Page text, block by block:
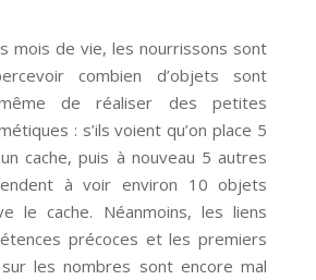
mois de vie, les nourrissons sont
combien d’objets sont
de réaliser des petites
: s’ils voient qu’on place 5
cache, puis à nouveau 5 autres
à voir environ 10 objets
le cache. Néanmoins, les liens
précoces et les premiers
les nombres sont encore mal